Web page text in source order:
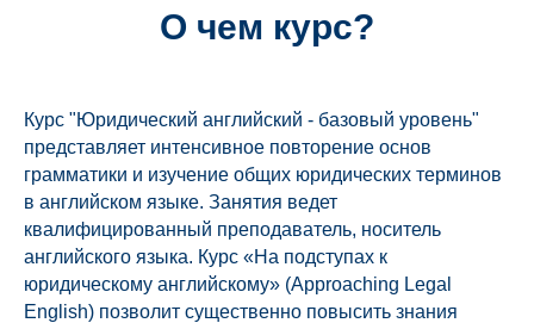
О чем курс?
Курс "Юридический английский - базовый уровень"
представляет интенсивное повторение основ
грамматики и изучение общих юридических терминов
в английском языке. Занятия ведет
квалифицированный преподаватель, носитель
английского языка. Курс «На подступах к
юридическому английскому» (Approaching Legal
English) позволит существенно повысить знания